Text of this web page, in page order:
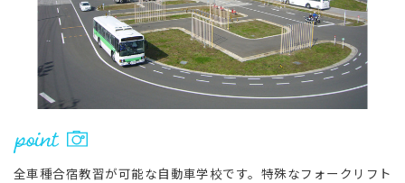
全車種合宿教習が可能な自動車学校です。特殊なフォークリフト